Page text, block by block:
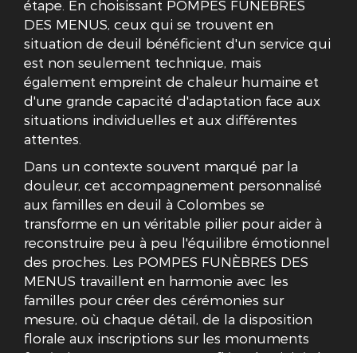
étape. En choisissant POMPES FUNÈBRES
DES MENUS, ceux qui se trouvent en
situation de deuil bénéficient d'un service qui
est non seulement technique, mais
également empreint de chaleur humaine et
d'une grande capacité d'adaptation face aux
situations individuelles et aux différentes
attentes.
Dans un contexte souvent marqué par la
douleur, cet accompagnement personnalisé
aux familles en deuil à Colombes se
transforme en un véritable pilier pour aider à
reconstruire peu à peu l'équilibre émotionnel
des proches. Les POMPES FUNÈBRES DES
MENUS travaillent en harmonie avec les
familles pour créer des cérémonies sur
mesure, où chaque détail, de la disposition
florale aux inscriptions sur les monuments